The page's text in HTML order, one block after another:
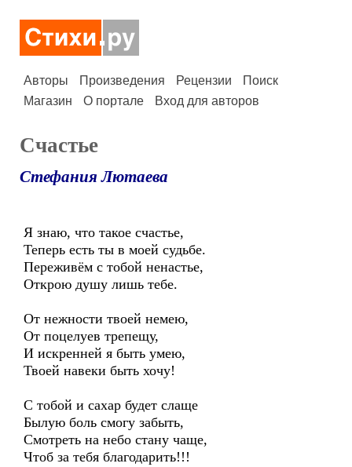
Авторы Произведения Рецензии
Поиск
Магазин
О портале Вход для авторов
Счастье
Стефания Лютаева
Я знаю, что такое счастье,
Теперь есть ты в моей судьбе.
Переживём с тобой ненастье,
Открою душу лишь тебе.
От нежности твоей немею,
От поцелуев трепещу,
И искренней я быть умею,
Твоей навеки быть хочу!
С тобой и сахар будет слаще
Былую боль смогу забыть,
Смотреть на небо стану чаще,
Чтоб за тебя благодарить!!!